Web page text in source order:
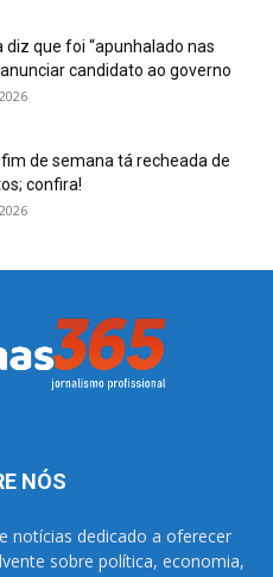
diz que foi “apunhalado nas
candidato ao governo
de semana tá recheada de
confira!
NÓS
notícias dedicado a oferecer
sobre política, economia,